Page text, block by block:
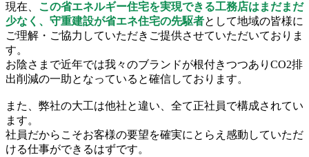
現在、
この省エネルギー住宅を実現できる工務店はまだまだ
少なく、守重建設が省エネ住宅の先駆者として地域の皆様に
ご理解・ご協力していただきご提供させていただいておりま
す。
お陰さまで近年では我々のブランドが根付きつつありCO2排
出削減の一助となっていると確信しております。
また、弊社の大工は他社と違い、全て正社員で構成されてい
ます。
社員だからこそお客様の要望を確実にとらえ感動していただ
ける仕事ができるはずです。